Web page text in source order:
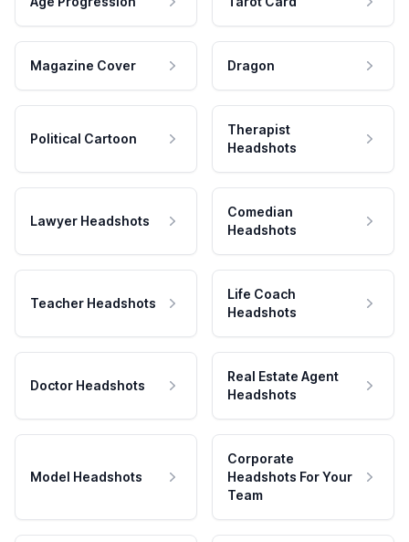
Magazine Cover Dragon
Political Cartoon
Therapist
Headshots
Lawyer Headshots
Comedian
Headshots
Teacher Headshots
Life Coach
Headshots
Doctor Headshots
Real Estate Agent
Headshots
Model Headshots
Corporate
Headshots For Your
Team